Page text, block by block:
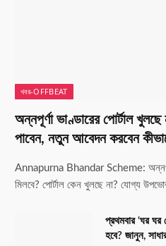
খবর-OFFBEAT
অন্নপূর্ণা ভাণ্ডারের পোর্টাল
পাবেন, নতুন আবেদন করবেন
Annapurna Bhandar Scheme:
মিলবে? পোর্টাল কেন খুলছে না? যোগ্য
প্রথমবার ‘ঘর ঘর
হবে? জানুন,